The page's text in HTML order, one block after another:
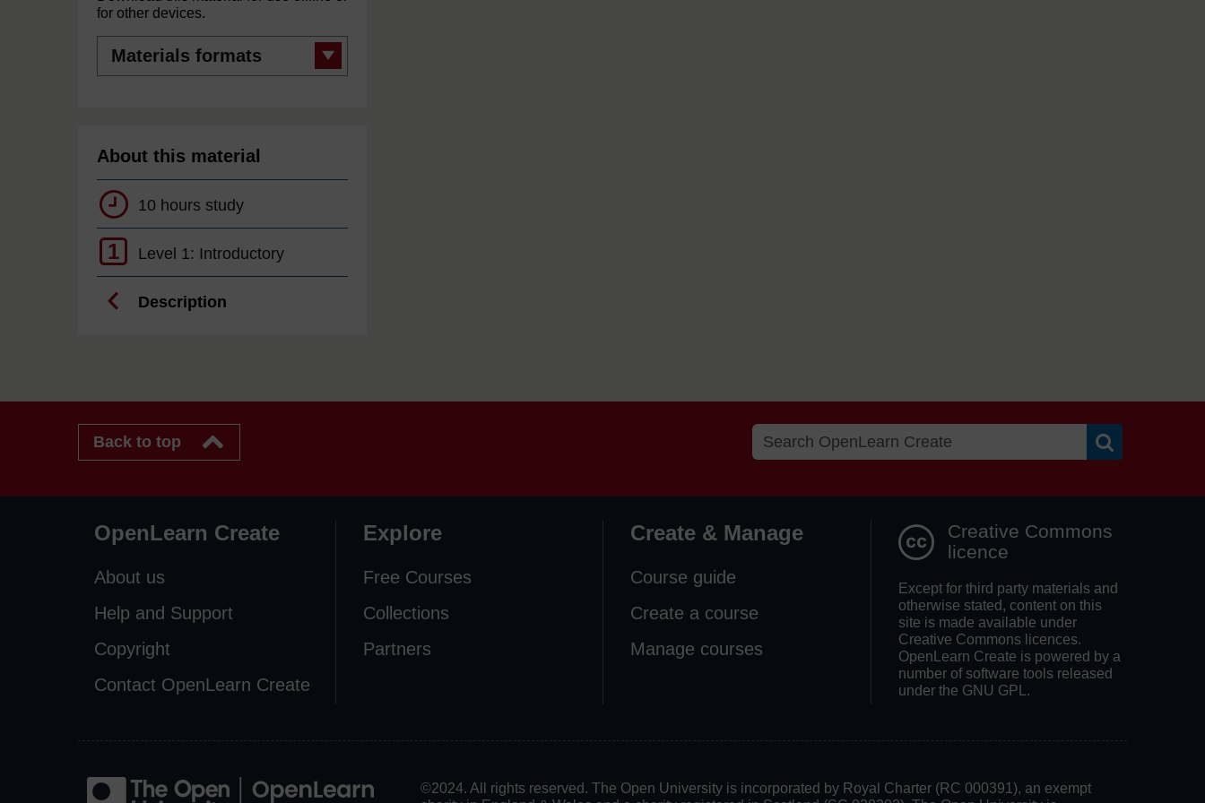
for other devices.
formats
About this material
10 hours study
1 Level 1: Introductory
Description
Back to top
OpenLearn Create
About us
Help and Support
Copyright
Contact OpenLearn Create
Explore
Free Courses
Collections
Partners
Create & Manage
Course guide
Create a course
Manage courses
Creative Commons
licence
Except for third party materials and
otherwise stated, content on this
site is made available under
Creative Commons licences.
OpenLearn Create is powered by a
number of software tools released
under the GNU GPL.
©2024. All rights reserved. The Open University is incorporated by Royal Charter (RC 000391), an exempt